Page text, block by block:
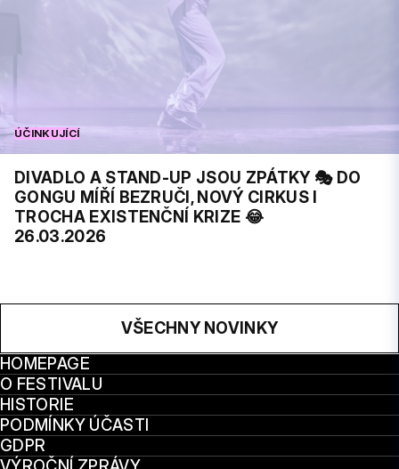
ÚČINKUJÍCÍ
DIVADLO A STAND-UP JSOU ZPÁTKY 🎭 DO
GONGU MÍŘÍ BEZRUČI, NOVÝ CIRKUS I
TROCHA EXISTENČNÍ KRIZE 😂
26.03.2026
VŠECHNY NOVINKY
HOMEPAGE
O FESTIVALU
HISTORIE
PODMÍNKY ÚČASTI
GDPR